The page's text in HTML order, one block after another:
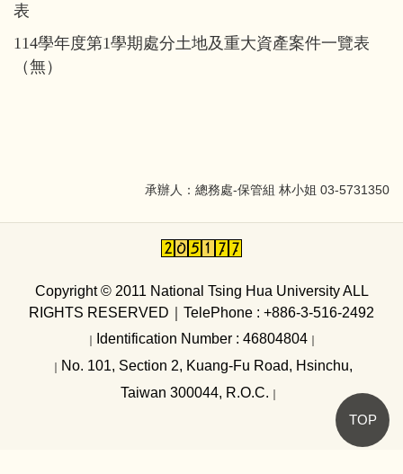
表
114學年度第1學期處分土地及重大資產案件一覽表
（無）
承辦人：總務處-保管組 林小姐 03-5731350
Copyright © 2011 National Tsing Hua University ALL
RIGHTS RESERVED
TelePhone : +886-3-516-2492
｜ Identification Number : 46804804｜
｜ No. 101, Section 2, Kuang-Fu Road, Hsinchu,
Taiwan 300044, R.O.C. ｜
TOP